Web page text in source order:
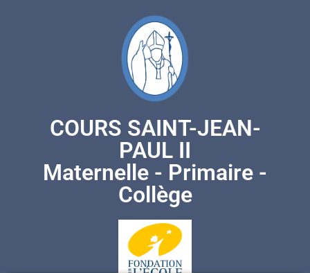
COURS SAINT-JEAN-
PAUL II
Maternelle - Primaire -
Collège